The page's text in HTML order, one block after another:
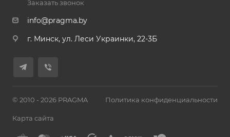
Заказать звонок
info@pragma.by
г. Минск, ул. Леси Украинки, 22-3Б
© 2010 - 2026 PRAGMA Политика конфиденциальности
Карта сайта